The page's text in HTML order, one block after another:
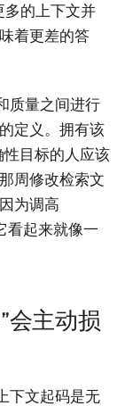
的上下文并
着更差的答
质量之间进行
定义。拥有该
性目标的人应该
周修改检索文
为调高
看起来就像一
会主动损
下文起码是无